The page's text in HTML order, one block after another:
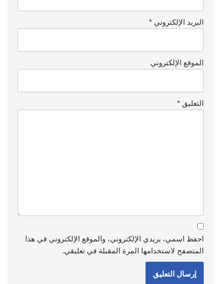
البريد الإلكتروني *
الموقع الإلكتروني
التعليق *
احفظ اسمي، بريدي الإلكتروني، والموقع الإلكتروني في هذا
المتصفح لاستخدامها المرة المقبلة في تعليقي.